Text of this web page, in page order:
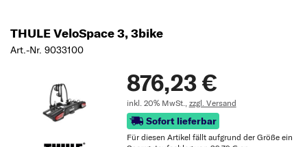
THULE VeloSpace 3, 3bike
Art.-Nr. 9033100
876,23 €
inkl. 20% MwSt., zzgl. Versand
Sofort lieferbar
Für diesen Artikel fällt aufgrund der Größe ein